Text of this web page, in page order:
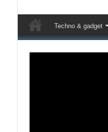
Techno & gadget